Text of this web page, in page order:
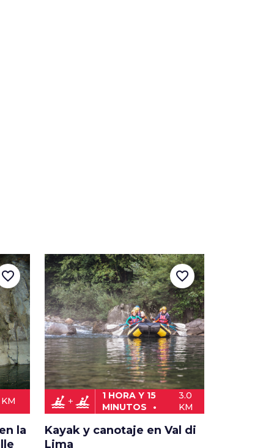
la
favorite_border
kayaking kayaking
1 HORA Y 15
MINUTOS
3.0
KM
Kayak y canotaje en Val di
Lima
favorite_border